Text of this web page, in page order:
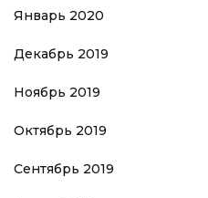
Январь 2020
Декабрь 2019
Ноябрь 2019
Октябрь 2019
Сентябрь 2019